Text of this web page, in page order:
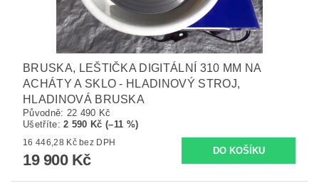
BRUSKA, LEŠTIČKA DIGITÁLNÍ 310 MM NA
ACHÁTY A SKLO - HLADINOVÝ STROJ,
HLADINOVÁ BRUSKA
Původně: 22 490 Kč
Ušetříte:2 590 Kč (–11 %)
16 446,28 Kč bez DPH
19 900 Kč